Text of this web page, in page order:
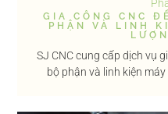
GIA CÔNG CNC
PHẬN VÀ LINH
SJ CNC cung cấp dịch vụ
bộ phận và linh kiện